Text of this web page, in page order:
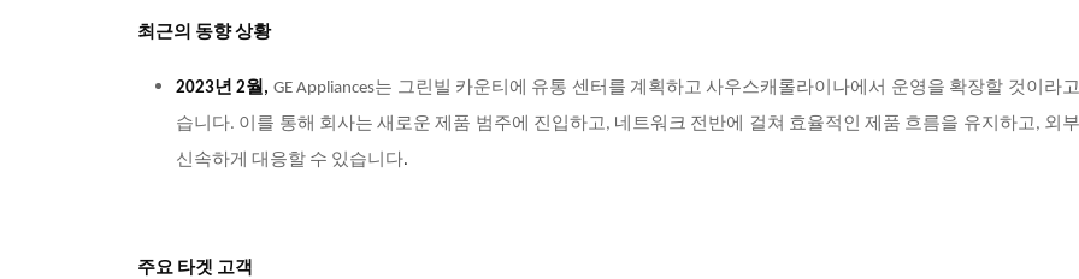
최근의 동향 상황
2023년 2월, GE Appliances는 그린빌 카운티에 유통 센터를 계획하고 사우스캐롤라이나에서 운영을 확장할 것이라
습니다. 이를 통해 회사는 새로운 제품 범주에 진입하고, 네트워크 전반에 걸쳐 효율적인 제품 흐름을 유지하고, 외부
신속하게 대응할 수 있습니다.
주요 타겟 고객